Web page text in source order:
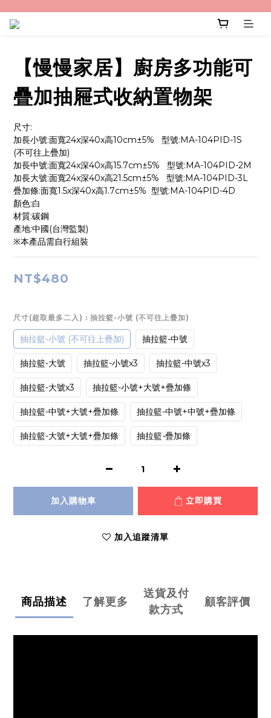
【慢慢家居】廚房多功能可
疊加抽屜式收納置物架
尺寸:
加長小號:面寬24x深40x高10cm±5%   型號:MA-104PID-1S
(不可往上疊加)
加長中號:面寬24x深40x高15.7cm±5%   型號:MA-104PID-2M
加長大號:面寬24x深40x高21.5cm±5%   型號:MA-104PID-3L
疊加條:面寬1.5x深40x高1.7cm±5%  型號:MA-104PID-4D
顏色:白
材質:碳鋼
產地:中國(台灣監製)
※本產品需自行組裝
NT$480
尺寸(超取最多二入) : 抽拉籃-小號 (不可往上疊加)
抽拉籃-小號 (不可往上疊加) 抽拉籃-中號
抽拉籃-大號 抽拉籃-小號x3 抽拉籃-中號x3
抽拉籃-大號x3 抽拉籃-小號+大號+疊加條
抽拉籃-中號+大號+疊加條 抽拉籃-中號+中號+疊加條
抽拉籃-大號+大號+疊加條 抽拉籃-疊加條
加入購物車 立即購買
加入追蹤清單
商品描述 了解更多
送貨及付
款方式
顧客評價